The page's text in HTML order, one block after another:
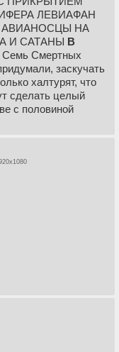
ЛЕВИАФАН
АВИАНОСЦЫ НА
И САТАНЫ В
Семь Смертных
заскучать
халтурят, что
сделать целый
с половиной